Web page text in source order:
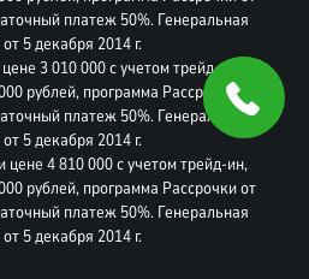
платеж 50%. Генеральная
5 декабря 2014 г.
3 010 000 с учетом трейд-ин,
рублей, программа Рассрочки от
платеж 50%. Генеральная
5 декабря 2014 г.
4 810 000 с учетом трейд-ин,
рублей, программа Рассрочки от
платеж 50%. Генеральная
5 декабря 2014 г.